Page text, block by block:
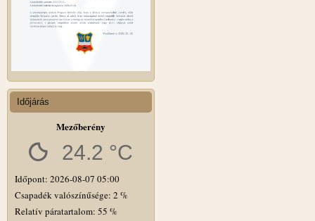
Időjárás
Mezőberény
24.2 °C
Időpont: 2026-08-07 05:00
Csapadék valószínűsége: 2 %
Relatív páratartalom: 55 %